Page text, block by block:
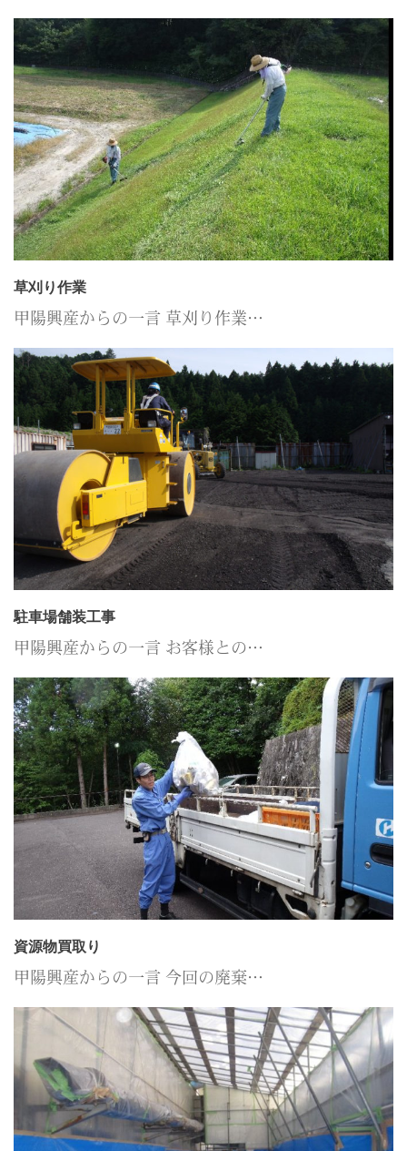
草刈り作業
甲陽興産からの一言 草刈り作業…
駐車場舗装工事
甲陽興産からの一言 お客様との…
資源物買取り
甲陽興産からの一言 今回の廃棄…